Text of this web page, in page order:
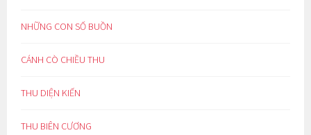
NHỮNG CON SỐ BUỒN
CÁNH CÒ CHIỀU THU
THU DIỆN KIẾN
THU BIÊN CƯƠNG